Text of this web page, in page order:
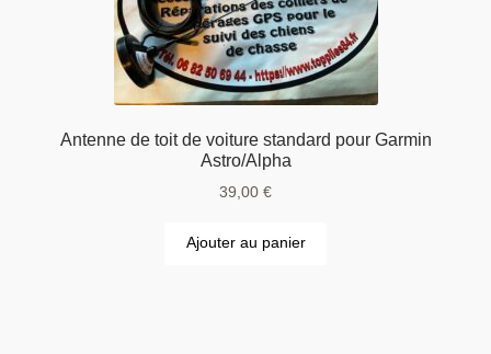
Antenne de toit de voiture standard pour Garmin
Astro/Alpha
39,00 €
Ajouter au panier